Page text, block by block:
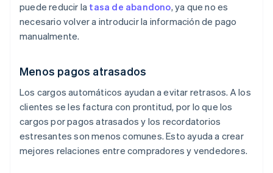
puede reducir la tasa de abandono, ya que no es
necesario volver a introducir la información de pago
manualmente.
Menos pagos atrasados
Los cargos automáticos ayudan a evitar retrasos. A los
clientes se les factura con prontitud, por lo que los
cargos por pagos atrasados y los recordatorios
estresantes son menos comunes. Esto ayuda a crear
mejores relaciones entre compradores y vendedores.